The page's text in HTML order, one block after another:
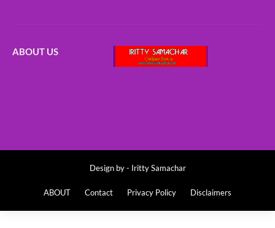
ABOUT US
Design by - Iritty Samachar
ABOUT Contact Privacy Policy Disclaimers